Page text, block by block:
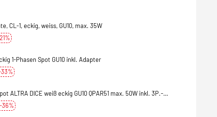
CL-1, eckig, weiss, GU10, max. 35W
1-Phasen Spot GU10 inkl. Adapter
ALTRA DICE weiß eckig GU10 QPAR51 max. 50W inkl. 3P.-
36%